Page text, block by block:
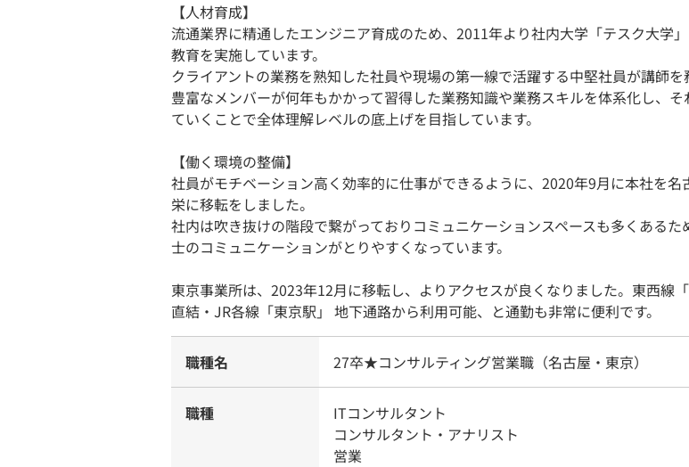
【人材育成】
流通業界に精通したエンジニア育成のため、2011年より社内大学「テスク大学
教育を実施しています。
クライアントの業務を熟知した社員や現場の第一線で活躍する中堅社員が講師
豊富なメンバーが何年もかかって習得した業務知識や業務スキルを体系化し、そ
ていくことで全体理解レベルの底上げを目指しています。
【働く環境の整備】
社員がモチベーション高く効率的に仕事ができるように、2020年9月に本社を名
栄に移転をしました。
社内は吹き抜けの階段で繋がっておりコミュニケーションスペースも多くあるた
士のコミュニケーションがとりやすくなっています。
東京事業所は、2023年12月に移転し、よりアクセスが良くなりました。東西線「
直結・JR各線「東京駅」 地下通路から利用可能、と通勤も非常に便利です。
職種名 27卒★コンサルティング営業職（名古屋・東京）
職種
ITコンサルタント
コンサルタント・アナリスト
営業